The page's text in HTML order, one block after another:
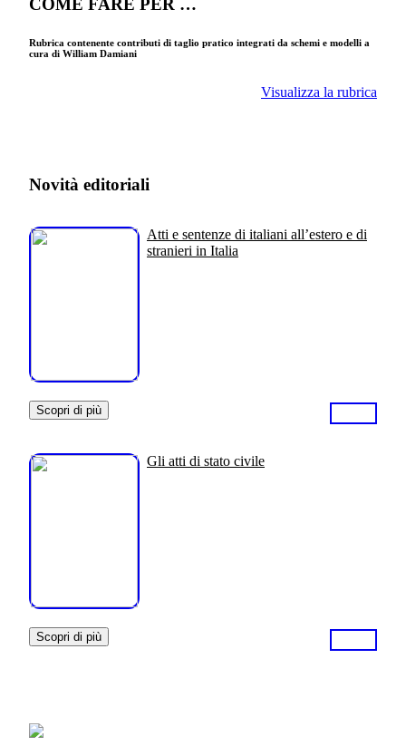
COME FARE PER …
Rubrica contenente contributi di taglio pratico integrati da schemi e modelli a
cura di William Damiani
Visualizza la rubrica
Novità editoriali
Atti e sentenze di italiani all’estero e di
stranieri in Italia
Scopri di più
Gli atti di stato civile
Scopri di più